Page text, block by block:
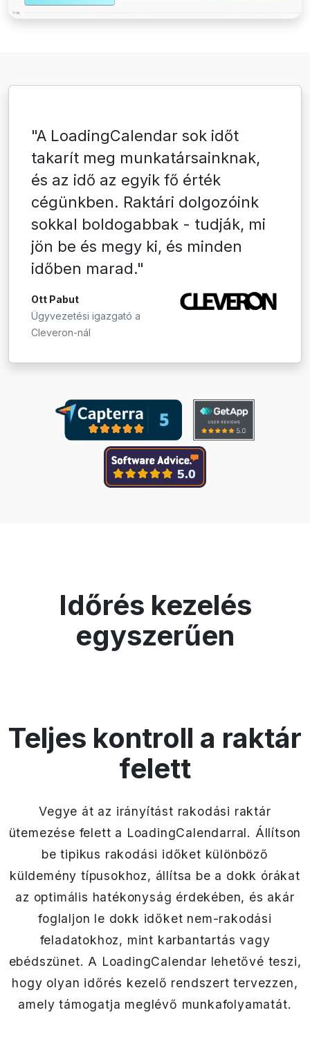
"A LoadingCalendar sok időt
takarít meg munkatársainknak,
és az idő az egyik fő érték
cégünkben. Raktári dolgozóink
sokkal boldogabbak - tudják, mi
jön be és megy ki, és minden
időben marad."
Ott Pabut
Ügyvezetési igazgató a
Cleveron-nál
Időrés kezelés
egyszerűen
Teljes kontroll a raktár
felett
Vegye át az irányítást rakodási raktár
ütemezése felett a LoadingCalendarral. Állítson
be tipikus rakodási időket különböző
küldemény típusokhoz, állítsa be a dokk órákat
az optimális hatékonyság érdekében, és akár
foglaljon le dokk időket nem-rakodási
feladatokhoz, mint karbantartás vagy
ebédszünet. A LoadingCalendar lehetővé teszi,
hogy olyan időrés kezelő rendszert tervezzen,
amely támogatja meglévő munkafolyamatát.